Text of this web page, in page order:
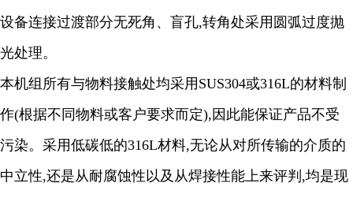
设备连接过渡部分无死角、盲孔,转角处采用圆弧过度抛
光处理。
本机组所有与物料接触处均采用 SUS304或316L的材料制
作(根据不同物料或客户要求而定), 因此能保证产品不受
污染。采用低碳低的316L材料,无论从对所传输的介质的
中立性,还是从耐腐蚀性以及从焊接性能上来评判 ,均是现